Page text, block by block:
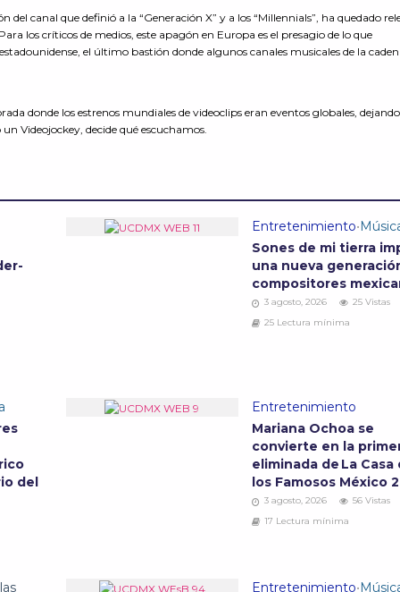
del canal que definió a la “Generación X” y a los “Millennials”, ha quedado
los críticos de medios, este apagón en Europa es el presagio de lo que
el último bastión donde algunos canales musicales de la
donde los estrenos mundiales de videoclips eran eventos globales,
Videojockey, decide qué escuchamos.
Entretenimiento•
Sones de mi tierra
una nueva
compositores
3 agosto, 2026
25 Vistas
25 Lectura mínima
del
Entretenimiento
Mariana Ochoa se
convierte en la
eliminada de La Casa
los Famosos México
3 agosto, 2026
56 Vistas
17 Lectura mínima
Entretenimiento•